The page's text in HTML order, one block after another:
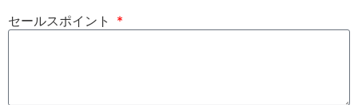
セールスポイント